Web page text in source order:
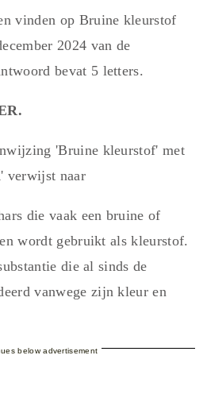
vinden op Bruine kleurstof
2024 van de
bevat 5 letters.
'Bruine kleurstof' met
verwijst naar
die vaak een bruine of
wordt gebruikt als kleurstof.
die al sinds de
vanwege zijn kleur en
below advertisement